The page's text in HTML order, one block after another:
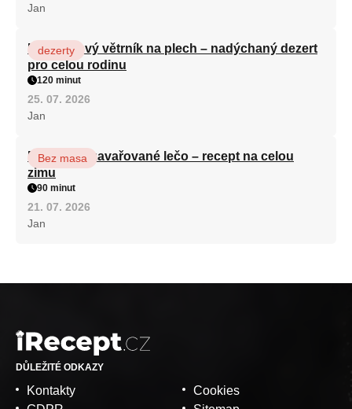
Jan
Karamelový větrník na plech – nadýchaný dezert
pro celou rodinu
dezerty
120 minut
25. 07. 2026
Jan
Babiččino zavařované lečo – recept na celou
zimu
Bez masa
90 minut
21. 07. 2026
Jan
DŮLEŽITÉ ODKAZY
Kontakty
Cookies